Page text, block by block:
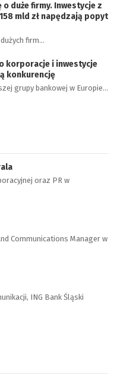
duże firmy. Inwestycje z
mld zł napędzają popyt
firm…
korporacje i inwestycje
konkurencję
grupy bankowej w Europie…
oraz PR w
Communications Manager w
ING Bank Śląski